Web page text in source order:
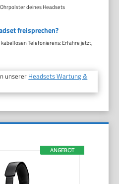
deines Headsets
freisprechen?
Telefonierens: Erfahre jetzt,
unserer Headsets Wartung &
ANGEBOT